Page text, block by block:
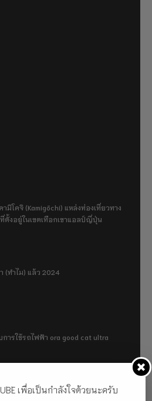
ามิโคจิ (Kamigōchi) แหล่งท่องเที่ยวทาง
ตั้งอยู่ในเขตเทือกเขาแอลป์ญี่ปุ่น
(ทำไม) แล้ว 2024
การใช้รถไฟฟ้า ora good cat ultra
เพื่อเป็นกำลังใจด้วยนะครับ